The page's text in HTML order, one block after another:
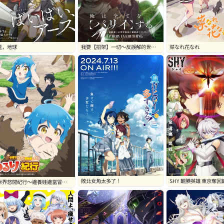
，地球
我要【招架】一切～反誤解的世界
最強想成為冒險家～
菜なれ花なれ
界悠閒紀行～邊養娃邊當冒險
敗北女角太多了！ SHY 靦腆英雄 東京奪回